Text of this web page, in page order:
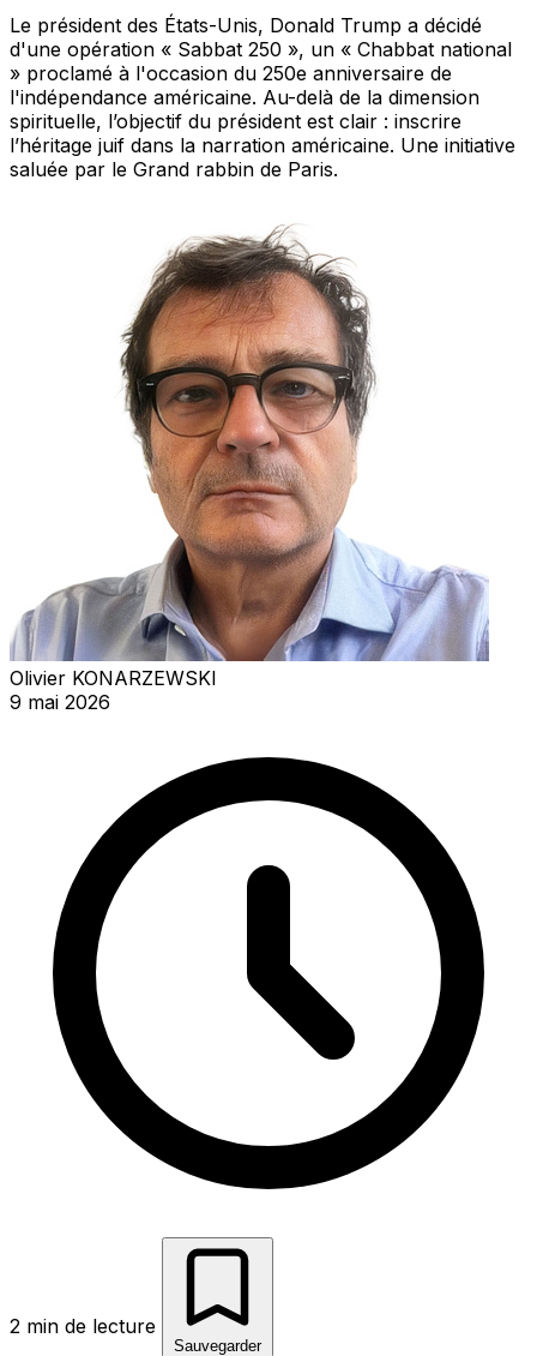
Le président des États-Unis, Donald Trump a décidé
d'une opération « Sabbat 250 », un « Chabbat national
» proclamé à l'occasion du 250e anniversaire de
l'indépendance américaine. Au-delà de la dimension
spirituelle, l’objectif du président est clair : inscrire
l’héritage juif dans la narration américaine. Une initiative
saluée par le Grand rabbin de Paris.
Olivier KONARZEWSKI
9 mai 2026
2 min de lecture
Sauvegarder